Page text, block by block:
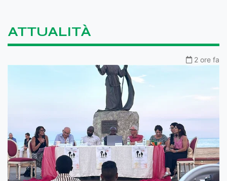
ATTUALITÀ
2 ore fa